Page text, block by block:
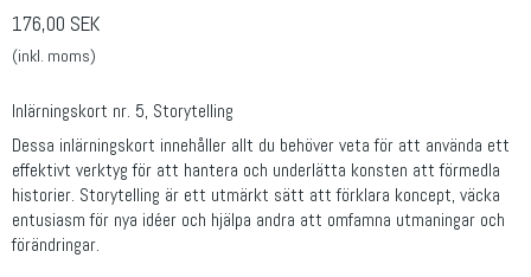
176,00 SEK
(inkl. moms)
Inlärningskort nr. 5, Storytelling
Dessa inlärningskort innehåller allt du behöver veta för att använda ett
effektivt verktyg för att hantera och underlätta konsten att förmedla
historier. Storytelling är ett utmärkt sätt att förklara koncept, väcka
entusiasm för nya idéer och hjälpa andra att omfamna utmaningar och
förändringar.